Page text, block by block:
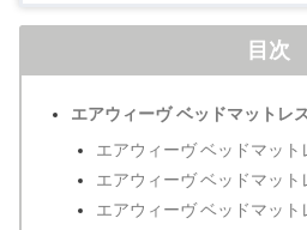
目次
エアウィーヴ ベッドマットレ
エアウィーヴ ベッドマット
エアウィーヴ ベッドマット
エアウィーヴ ベッドマット